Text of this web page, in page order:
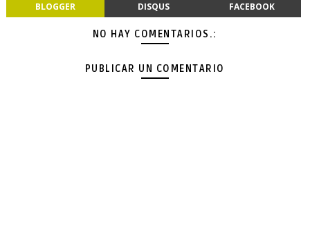
BLOGGER DISQUS FACEBOOK
NO HAY COMENTARIOS.:
PUBLICAR UN COMENTARIO